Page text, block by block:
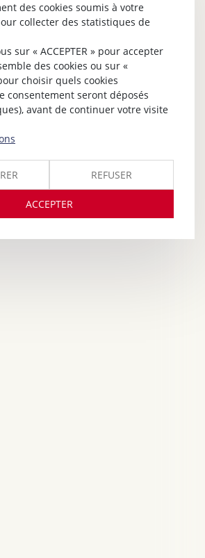
des cookies soumis à votre
collecter des statistiques de
sur « ACCEPTER » pour accepter
des cookies ou sur «
choisir quels cookies
consentement seront déposés
avant de continuer votre visite
REFUSER
ACCEPTER